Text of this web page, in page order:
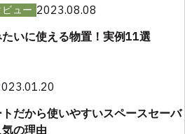
ュー 2023.08.08
いに使える物置！実例11選
だから使いやすいスペースセーバ
の理由